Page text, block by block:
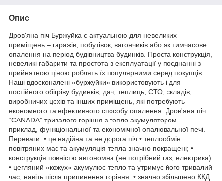
Опис
Дров'яна піч Буржуйка є актуальною для невеликих
приміщень – гаражів, побутівок, вагончиків або як тимчасове
опалення на період будівництва будинків. Проста конструкція,
невеликі габарити та простота в експлуатації у поєднанні з
прийнятною ціною роблять їх популярними серед покупців.
Наші вдосконалені «буржуйки» використовують і для
постійного обігріву будинків, дач, теплиць, СТО, складів,
виробничих цехів та інших приміщень, які потребують
економного та ефективного способу опалення. Дров'яна піч
“CANADA” тривалого горіння з тепло акумулятором –
приклад, функціональної та економічної опалювальної печі.
Переваги: • це надійна та не дорога піч • теплообмін
повітряних мас та акумуляція тепла значно покращені; •
конструкція повністю автономна (не потрібний газ, електрика)
• цегляний «кожух» акумулює тепло та утримує його тривалий
час, навіть після припинення горіння. • значно збільшено ККД